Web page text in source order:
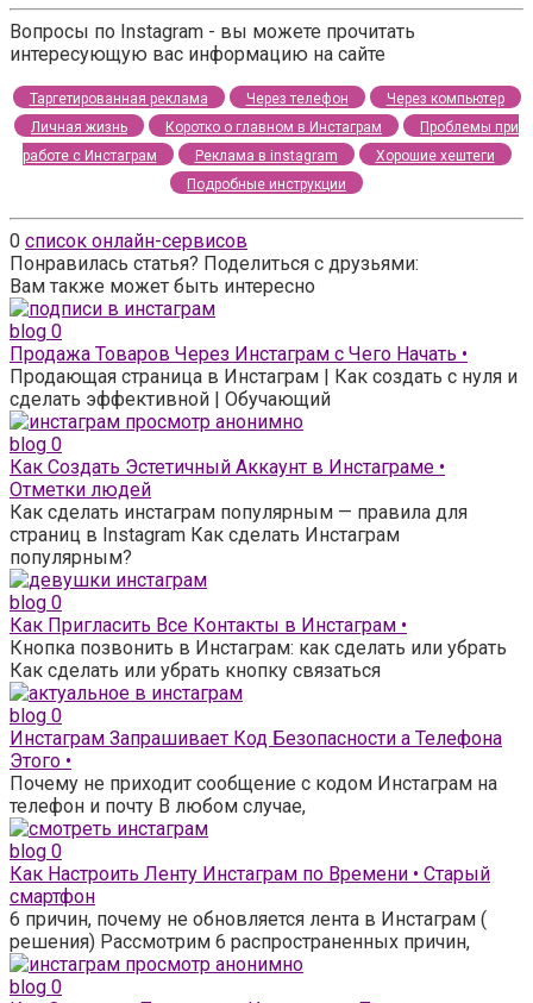
Вопросы по Instagram - вы можете прочитать
интересующую вас информацию на сайте
Таргетированная реклама Через телефон
Через компьютер
Личная жизнь
Коротко о главном в Инстаграм
Проблемы при
работе с Инстаграм
Реклама в instagram
Хорошие хештеги
Подробные инструкции
0 список онлайн-сервисов
Понравилась статья? Поделиться с друзьями:
Вам также может быть интересно
blog 0
Продажа Товаров Через Инстаграм с Чего Начать •
Продающая страница в Инстаграм | Как создать с нуля и
сделать эффективной | Обучающий
blog 0
Как Создать Эстетичный Аккаунт в Инстаграме •
Отметки людей
Как сделать инстаграм популярным — правила для
страниц в Instagram Как сделать Инстаграм
популярным?
blog 0
Как Пригласить Все Контакты в Инстаграм •
Кнопка позвонить в Инстаграм: как сделать или убрать
Как сделать или убрать кнопку связаться
blog 0
Инстаграм Запрашивает Код Безопасности а Телефона
Этого •
Почему не приходит сообщение с кодом Инстаграм на
телефон и почту В любом случае,
blog 0
Как Настроить Ленту Инстаграм по Времени • Старый
смартфон
6 причин, почему не обновляется лента в Инстаграм (
решения) Рассмотрим 6 распространенных причин,
blog 0